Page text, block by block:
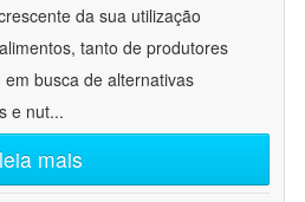
da sua utilização
tanto de produtores
busca de alternativas
e nut...
leia mais